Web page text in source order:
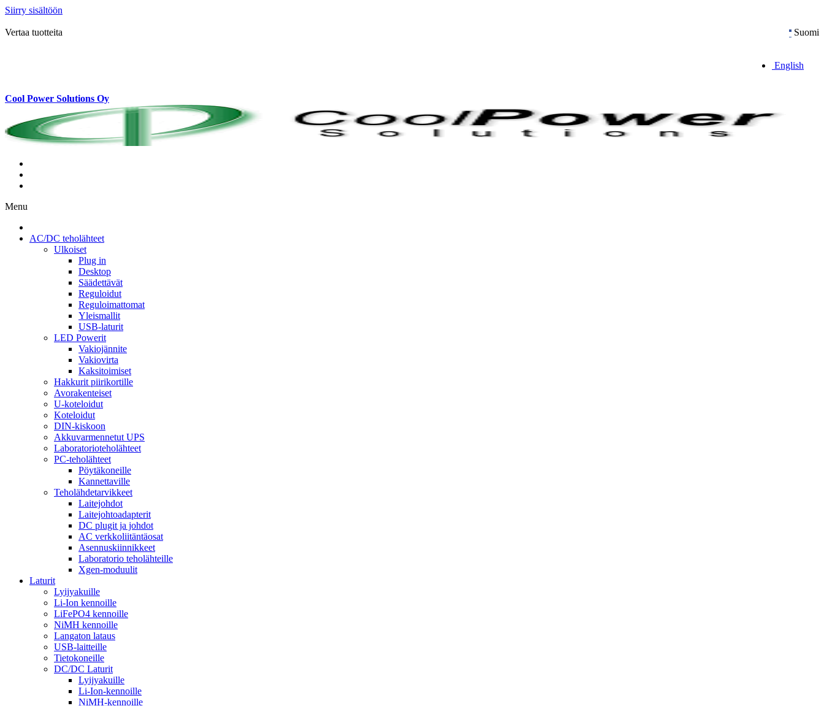
Siirry sisältöön
Vertaa tuotteita Suomi
English
Cool Power Solutions Oy
Menu
AC/DC teholähteet
Ulkoiset
Plug in
Desktop
Säädettävät
Reguloidut
Reguloimattomat
Yleismallit
USB-laturit
LED Powerit
Vakiojännite
Vakiovirta
Kaksitoimiset
Hakkurit piirikortille
Avorakenteiset
U-koteloidut
Koteloidut
DIN-kiskoon
Akkuvarmennetut UPS
Laboratorioteholähteet
PC-teholähteet
Pöytäkoneille
Kannettaville
Teholähdetarvikkeet
Laitejohdot
Laitejohtoadapterit
DC plugit ja johdot
AC verkkoliitäntäosat
Asennuskiinnikkeet
Laboratorio teholähteille
Xgen-moduulit
Laturit
Lyijyakuille
Li-Ion kennoille
LiFePO4 kennoille
NiMH kennoille
Langaton lataus
USB-laitteille
Tietokoneille
DC/DC Laturit
Lyijyakuille
Li-Ion-kennoille
NiMH-kennoille